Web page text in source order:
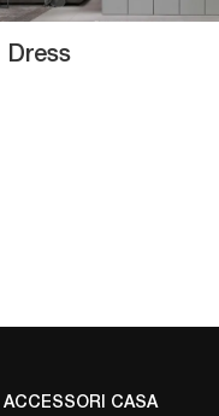
Dress
ACCESSORI CASA